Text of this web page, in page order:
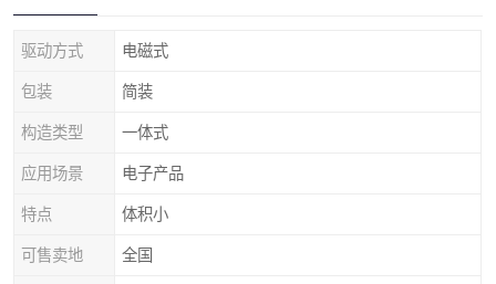
驱动方式 电磁式
包装 简装
构造类型 一体式
应用场景 电子产品
特点 体积小
可售卖地 全国